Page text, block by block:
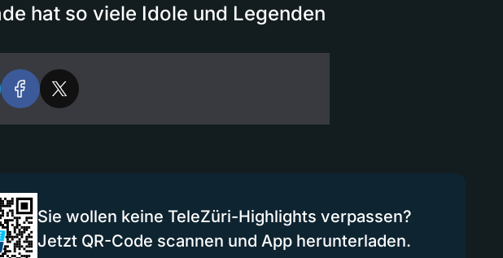
hat so viele Idole und Legenden
Sie wollen keine TeleZüri-Highlights verpassen?
Jetzt QR-Code scannen und App herunterladen.